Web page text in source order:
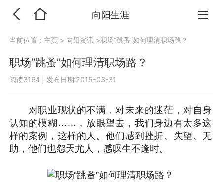
向阳生涯
当前位置： 主页 > 向阳资讯 >职场“跳蚤”如何理清职场路？
职场“跳蚤”如何理清职场路？
阅读3164 发布日期:2015-03-31
对职业现状的不满，对未来的迷茫，对自身
认知的模糊……，放眼望去，我们身边有太多这
样的案例，这样的人。他们感到挫折、失望、无
助，他们也怨天尤人，感叹生不逢时。